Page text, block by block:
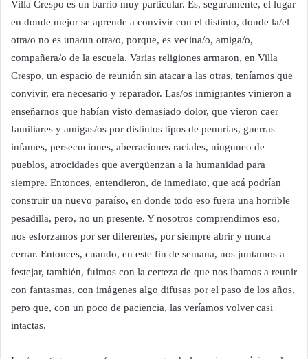
Villa Crespo es un barrio muy particular. Es, seguramente, el lugar
en donde mejor se aprende a convivir con el distinto, donde la/el
otra/o no es una/un otra/o, porque, es vecina/o, amiga/o,
compañera/o de la escuela. Varias religiones armaron, en Villa
Crespo, un espacio de reunión sin atacar a las otras, teníamos que
convivir, era necesario y reparador. Las/os inmigrantes vinieron a
enseñarnos que habían visto demasiado dolor, que vieron caer
familiares y amigas/os por distintos tipos de penurias, guerras
infames, persecuciones, aberraciones raciales, ninguneo de
pueblos, atrocidades que avergüenzan a la humanidad para
siempre. Entonces, entendieron, de inmediato, que acá podrían
construir un nuevo paraíso, en donde todo eso fuera una horrible
pesadilla, pero, no un presente. Y nosotros comprendimos eso,
nos esforzamos por ser diferentes, por siempre abrir y nunca
cerrar. Entonces, cuando, en este fin de semana, nos juntamos a
festejar, también, fuimos con la certeza de que nos íbamos a reunir
con fantasmas, con imágenes algo difusas por el paso de los años,
pero que, con un poco de paciencia, las veríamos volver casi
intactas.